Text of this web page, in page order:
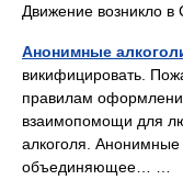
Движение возникло
Анонимные
викифицировать.
правилам
взаимопомощи для
алкоголя. Анонимные
объединяющее… …